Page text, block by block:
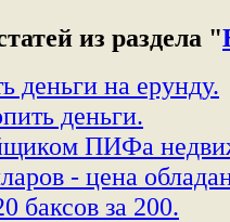
из раздела "
деньги на ерунду.
деньги.
ПИФа
- цена
баксов за 200.